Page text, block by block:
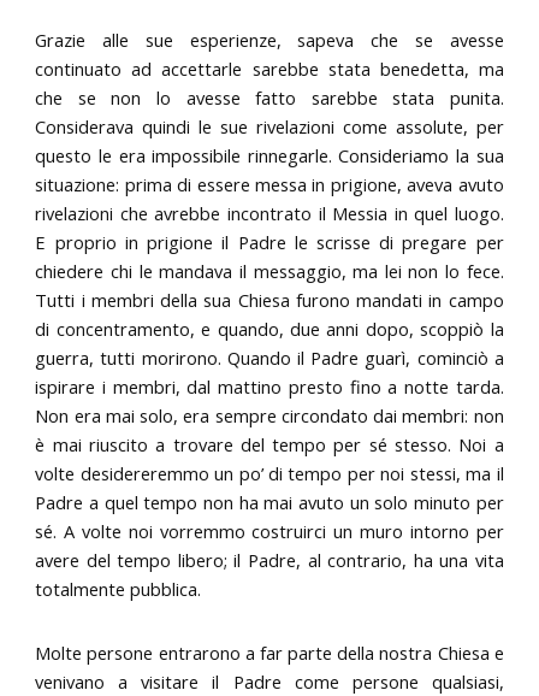
Grazie alle sue esperienze, sapeva che se avesse
continuato ad accettarle sarebbe stata benedetta, ma
che se non lo avesse fatto sarebbe stata punita.
Considerava quindi le sue rivelazioni come assolute, per
questo le era impossibile rinnegarle. Consideriamo la sua
situazione: prima di essere messa in prigione, aveva avuto
rivelazioni che avrebbe incontrato il Messia in quel luogo.
E proprio in prigione il Padre le scrisse di pregare per
chiedere chi le mandava il messaggio, ma lei non lo fece.
Tutti i membri della sua Chiesa furono mandati in campo
di concentramento, e quando, due anni dopo, scoppiò la
guerra, tutti morirono. Quando il Padre guarì, cominciò a
ispirare i membri, dal mattino presto fino a notte tarda.
Non era mai solo, era sempre circondato dai membri: non
è mai riuscito a trovare del tempo per sé stesso. Noi a
volte desidereremmo un po’ di tempo per noi stessi, ma il
Padre a quel tempo non ha mai avuto un solo minuto per
sé. A volte noi vorremmo costruirci un muro intorno per
avere del tempo libero; il Padre, al contrario, ha una vita
totalmente pubblica.
Molte persone entrarono a far parte della nostra Chiesa e
venivano a visitare il Padre come persone qualsiasi,